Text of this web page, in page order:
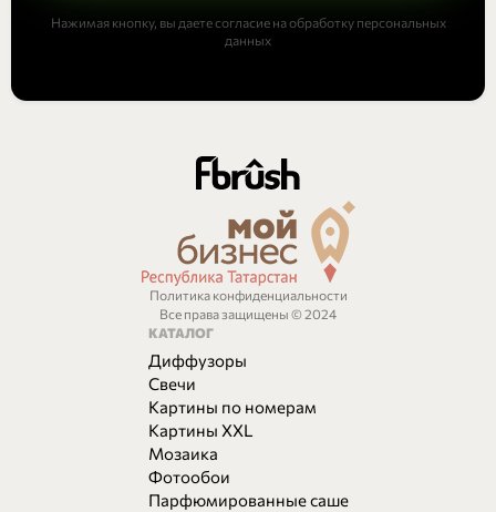
Нажимая кнопку, вы даете согласие на обработку персональных
данных
Политика конфиденциальности
Все права защищены © 2024
КАТАЛОГ
Диффузоры
Свечи
Картины по номерам
Картины XXL
Мозаика
Фотообои
Парфюмированные саше